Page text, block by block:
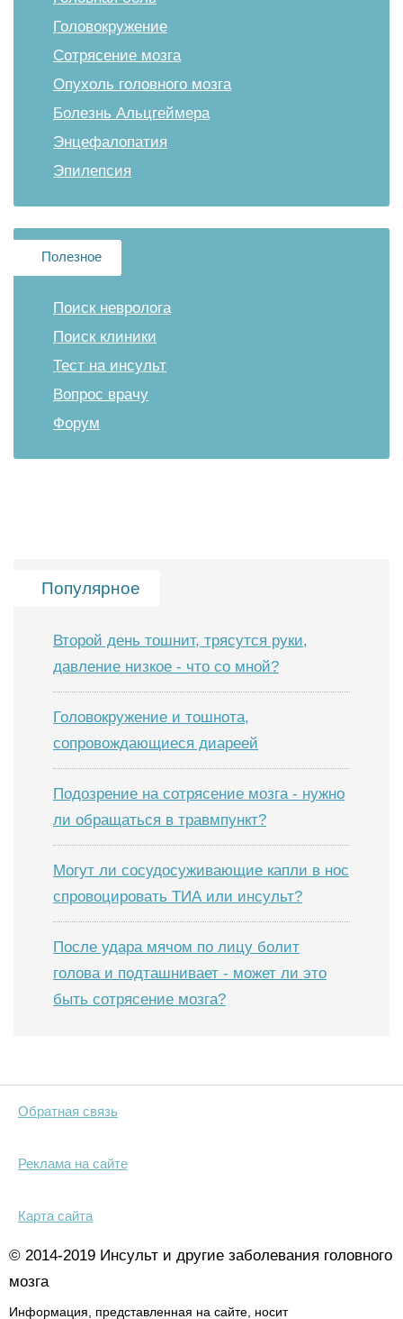
Головокружение
Сотрясение мозга
Опухоль головного мозга
Болезнь Альцгеймера
Энцефалопатия
Эпилепсия
Полезное
Поиск невролога
Поиск клиники
Тест на инсульт
Вопрос врачу
Форум
Популярное
Второй день тошнит, трясутся руки,
давление низкое - что со мной?
Головокружение и тошнота,
сопровождающиеся диареей
Подозрение на сотрясение мозга - нужно
ли обращаться в травмпункт?
Могут ли сосудосуживающие капли в нос
спровоцировать ТИА или инсульт?
После удара мячом по лицу болит
голова и подташнивает - может ли это
быть сотрясение мозга?
Обратная связь
Реклама на сайте
Карта сайта
© 2014-2019 Инсульт и другие заболевания головного
мозга
Информация, представленная на сайте, носит